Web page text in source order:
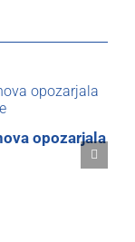
opozarjala